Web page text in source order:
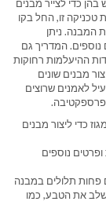
כדי לצייר מבנים
טכניקה זו, החל בקו
המבנה. ניתן
נוספים. המדריך גם
ההיעלמות רחוקות
מבנים שונים
לאמנים שרוצים
פרספקטיבה.
כדי ליצור מבנים
נוספים
פחות תלולים במבנה
את הטבע, כמו